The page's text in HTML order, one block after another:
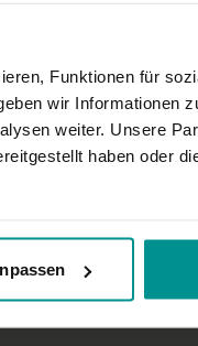
Funktionen für
wir Informationen
weiter. Unsere
haben oder